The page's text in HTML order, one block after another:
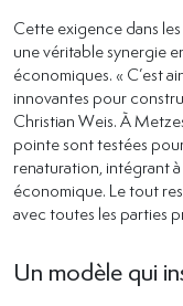
Cette exigence dans
une véritable synergie
économiques. « C’est
innovantes pour
Christian Weis. À
pointe sont testées
renaturation, intégrant
économique. Le tout
avec toutes les parties
Un modèle qui